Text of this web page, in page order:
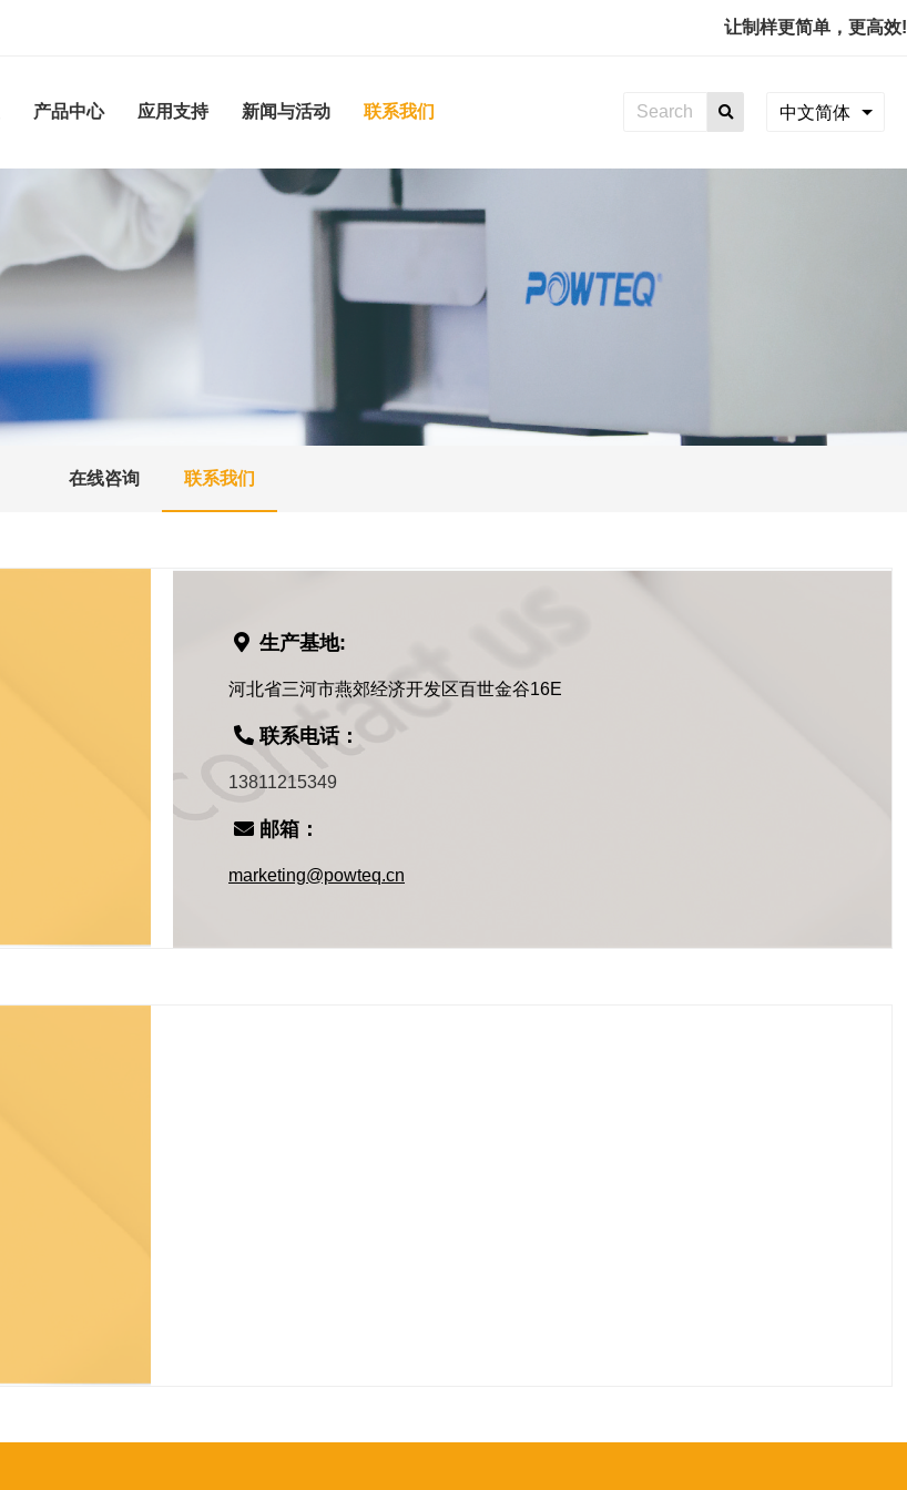
让制样更简单，更高效!
产品中心 应用支持 新闻与活动 联系我们 中文简体
在线咨询 联系我们
生产基地:
河北省三河市燕郊经济开发区百世金谷16E
联系电话：
13811215349
邮箱：
marketing@powteq.cn